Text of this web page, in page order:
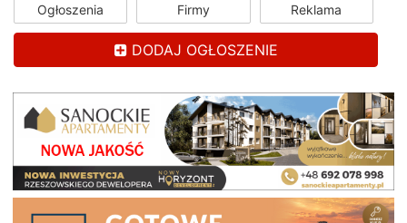
Ogłoszenia Firmy Reklama
DODAJ OGŁOSZENIE